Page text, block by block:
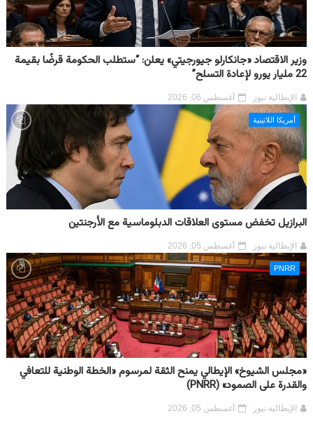
وزير الاقتصاد «جانكارلو جيورجيتي» يعلن: “ستطلب الحكومة قرضًا بقيمة
22 مليار يورو لإعادة التسلح”
الإيطالية نيوز أغسطس 06, 2026
أمريكا اللاتينية
البرازيل تخفض مستوى العلاقات الدبلوماسية مع الأرجنتين
الإيطالية نيوز أغسطس 05, 2026
PNRR
«مجلس الشيوخ» الإيطالي يمنح الثقة لمرسوم «الخطة الوطنية للتعافي
والقدرة على الصمود» (PNRR)
الإيطالية نيوز أغسطس 05, 2026